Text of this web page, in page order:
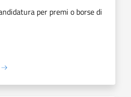
per premi o borse di